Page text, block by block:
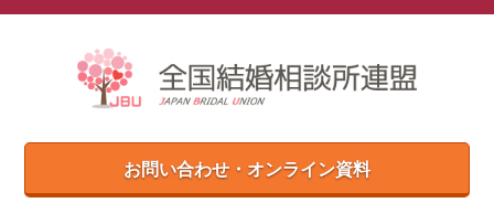
お問い合わせ・オンライン資料